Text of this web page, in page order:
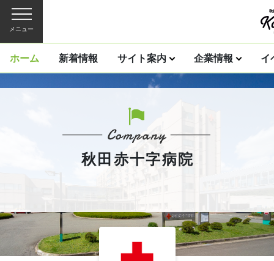
メニュー
ホーム 新着情報 サイト案内 企業情報 イ
秋田赤十字病院